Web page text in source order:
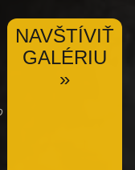
NAVŠTÍVIŤ
GALÉRIU
»